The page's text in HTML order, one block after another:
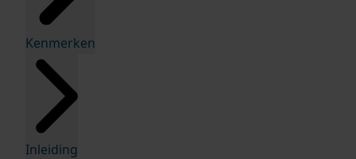
Kenmerken
Inleiding